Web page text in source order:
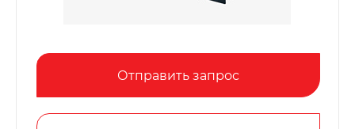
Отправить запрос